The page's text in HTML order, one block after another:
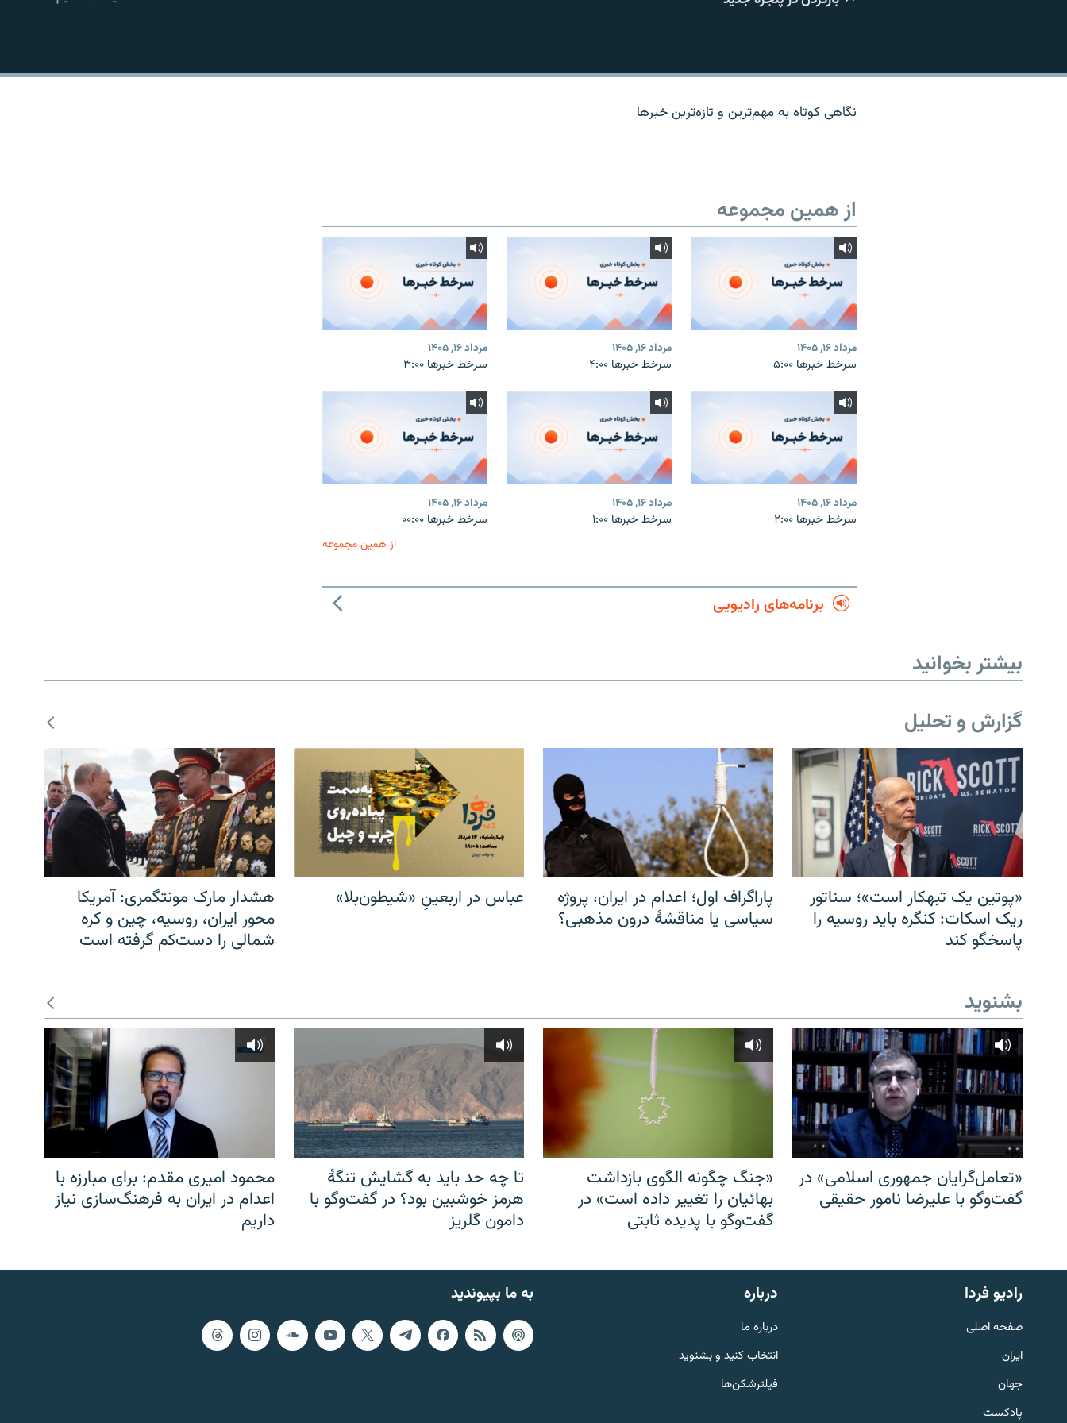
English
به ما بپیوندید
EMBED
نگاهی کوتاه به مهم‌ترين و تازه‌ترين خبرها
از همین مجموعه
مرداد ۱۶, ۱۴۰۵
سرخط خبرها ۵:۰۰
مرداد ۱۶, ۱۴۰۵
سرخط خبرها ۴:۰۰
مرداد ۱۶, ۱۴۰۵
سرخط خبرها ۳:۰۰
مرداد ۱۶, ۱۴۰۵
سرخط خبرها ۲:۰۰
مرداد ۱۶, ۱۴۰۵
سرخط خبرها ۱:۰۰
مرداد ۱۶, ۱۴۰۵
سرخط خبرها ۰۰:۰۰
از همین مجموعه
برنامه‌های رادیویی
بیشتر بخوانید
گزارش و تحلیل
«پوتین یک تبهکار است»؛ سناتور
ریک اسکات: کنگره باید روسیه را
پاسخگو کند
پاراگراف اول؛ اعدام در ایران، پروژه
سیاسی یا مناقشهٔ درون مذهبی؟
عباس در اربعینِ «شیطون‌بلا»
هشدار مارک مونتگمری: آمریکا
محور ایران، روسیه، چین و کره
شمالی را دست‌کم گرفته است
بشنوید
«تعامل‌گرایان جمهوری اسلامی» در
گفت‌وگو با علیرضا نامور حقیقی
«جنگ چگونه الگوی بازداشت
بهائیان را تغییر داده است» در
گفت‌وگو با پدیده ثابتی
تا چه حد باید به گشایش تنگهٔ
هرمز خوشبین بود؟ در گفت‌وگو با
دامون گلریز
محمود امیری مقدم: برای مبارزه با
اعدام در ایران به فرهنگ‌سازی نیاز
داریم
به ما بپیوندید رادیو فردا
صفحه اصلی
ایران
جهان
پادکست
درباره
درباره ما
انتخاب کنید و بشنوید
فیلترشکن‌ها